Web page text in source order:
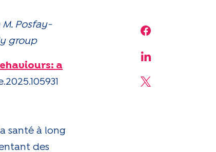
Share on
Share on
Share on X
Posfay-
group
a
santé à long
des